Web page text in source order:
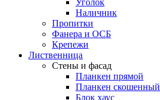
Уголок
Наличник
Пропитки
Фанера и ОСБ
Крепежи
Лиственница
Стены и фасад
Планкен прямой
Планкен скошенный
Блок хаус